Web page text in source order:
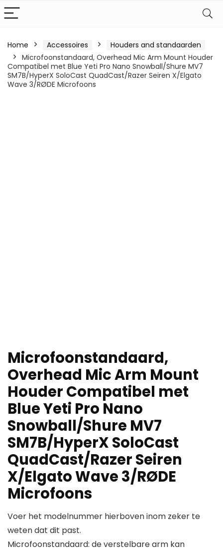
Home Accessoires
Houders and standaarden
Microfoonstandaard, Overhead Mic Arm Mount Houder
Compatibel met Blue Yeti Pro Nano Snowball/Shure MV7
SM7B/HyperX SoloCast QuadCast/Razer Seiren X/Elgato
Wave 3/RØDE Microfoons
Microfoonstandaard,
Overhead Mic Arm Mount
Houder Compatibel met
Blue Yeti Pro Nano
Snowball/Shure MV7
SM7B/HyperX SoloCast
QuadCast/Razer Seiren
X/Elgato Wave 3/RØDE
Microfoons
Voer het modelnummer hierboven inom zeker te
weten dat dit past.
Microfoonstandaard: de verstelbare arm kan